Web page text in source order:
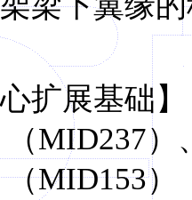
扩展基础
（MID237
（MID153